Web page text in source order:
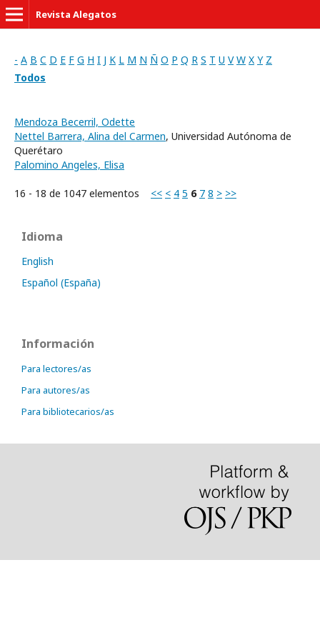
Revista Alegatos
- A B C D E F G H I J K L M N Ñ O P Q R S T U V W X Y Z
Todos
Mendoza Becerril, Odette
Nettel Barrera, Alina del Carmen, Universidad Autónoma de
Querétaro
Palomino Angeles, Elisa
16 - 18 de 1047 elementos << < 4 5 6 7 8 > >>
Idioma
English
Español (España)
Información
Para lectores/as
Para autores/as
Para bibliotecarios/as